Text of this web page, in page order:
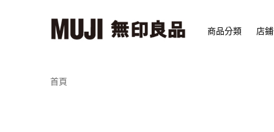
商品分類 店
首頁